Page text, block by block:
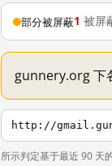
部分被屏蔽1 被屏
gunnery.org 下
http://
所示判定基于最近 90 天